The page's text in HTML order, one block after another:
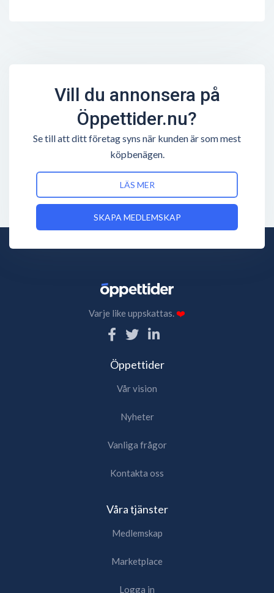
Vill du annonsera på
Öppettider.nu?
Se till att ditt företag syns när kunden är som mest
köpbenägen.
LÄS MER
SKAPA MEDLEMSKAP
Varje like uppskattas.❤️
Öppettider
Vår vision
Nyheter
Vanliga frågor
Kontakta oss
Våra tjänster
Medlemskap
Marketplace
Logga in